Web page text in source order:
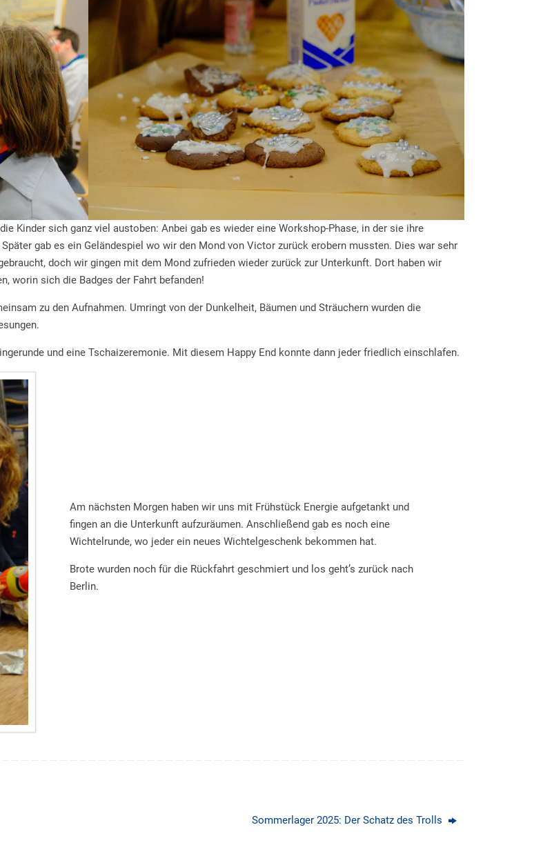
Kinder sich ganz viel austoben: Anbei gab es wieder eine Workshop-Phase, in der sie ihre
gab es ein Geländespiel wo wir den Mond von Victor zurück erobern mussten. Dies war sehr
doch wir gingen mit dem Mond zufrieden wieder zurück zur Unterkunft. Dort haben wir
worin sich die Badges der Fahrt befanden!
zu den Aufnahmen. Umringt von der Dunkelheit, Bäumen und Sträuchern wurden die
und eine Tschaizeremonie. Mit diesem Happy End konnte dann jeder friedlich einschlafen.
Am nächsten Morgen haben wir uns mit Frühstück Energie aufgetankt und
fingen an die Unterkunft aufzuräumen. Anschließend gab es noch eine
Wichtelrunde, wo jeder ein neues Wichtelgeschenk bekommen hat.
Brote wurden noch für die Rückfahrt geschmiert und los geht’s zurück nach
Berlin.
Sommerlager 2025: Der Schatz des Trolls